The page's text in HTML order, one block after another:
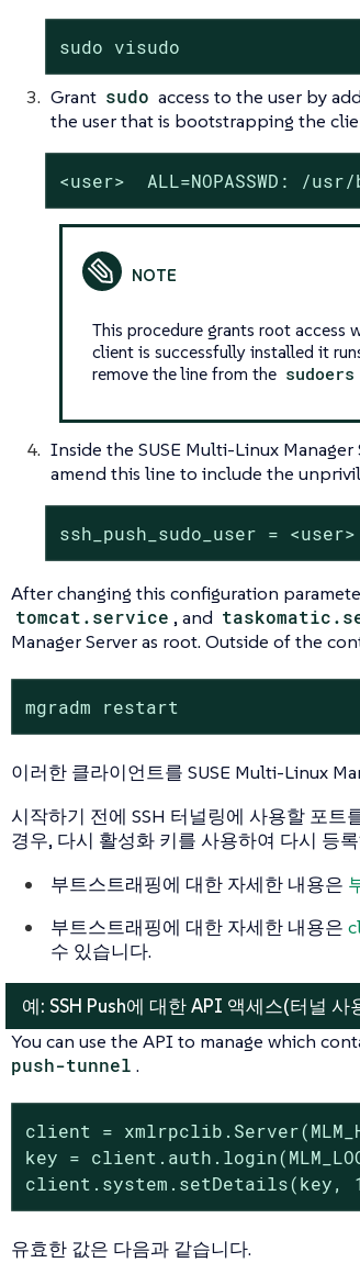
sudo visudo
Grant sudo access to the user by
the user that is bootstrapping the
<user>  ALL=NOPASSWD:
This procedure grants root access
client is successfully installed it
remove the line from the sudoers
Inside the SUSE Multi-Linux
amend this line to include the
ssh_push_sudo_user = <user>
After changing this configuration
tomcat.service , and
Manager Server as root. Outside of the
mgradm restart
이러한 클라이언트를 SUSE Multi-Linux
시작하기 전에 SSH 터널링에 사용할 포
경우, 다시 활성화 키를 사용하여 다시 등
부트스트래핑에 대한 자세한 내용은
부트스트래핑에 대한 자세한 내용은
수 있습니다.
예: SSH Push에 대한 API 액세스(터널 사
You can use the API to manage which
push-tunnel .
client =
key =
client.system.setDetails(key,
유효한 값은 다음과 같습니다.